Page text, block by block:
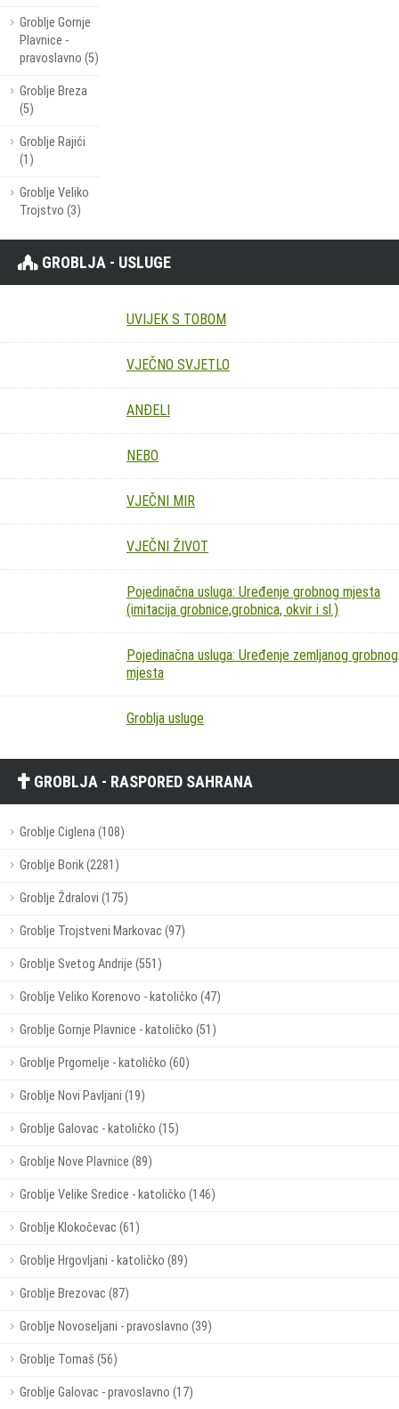
Groblje Gornje
Plavnice -
pravoslavno (5)
Groblje Breza
(5)
Groblje Rajići
(1)
Groblje Veliko
Trojstvo (3)
GROBLJA - USLUGE
UVIJEK S TOBOM
VJEČNO SVJETLO
ANĐELI
NEBO
VJEČNI MIR
VJEČNI ŽIVOT
Pojedinačna usluga: Uređenje grobnog mjesta
(imitacija grobnice,grobnica, okvir i sl.)
Pojedinačna usluga: Uređenje zemljanog grobnog
mjesta
Groblja usluge
GROBLJA - RASPORED SAHRANA
Groblje Ciglena (108)
Groblje Borik (2281)
Groblje Ždralovi (175)
Groblje Trojstveni Markovac (97)
Groblje Svetog Andrije (551)
Groblje Veliko Korenovo - katoličko (47)
Groblje Gornje Plavnice - katoličko (51)
Groblje Prgomelje - katoličko (60)
Groblje Novi Pavljani (19)
Groblje Galovac - katoličko (15)
Groblje Nove Plavnice (89)
Groblje Velike Sredice - katoličko (146)
Groblje Klokočevac (61)
Groblje Hrgovljani - katoličko (89)
Groblje Brezovac (87)
Groblje Novoseljani - pravoslavno (39)
Groblje Tomaš (56)
Groblje Galovac - pravoslavno (17)